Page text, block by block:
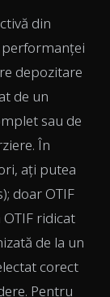
din
depozitare
de un
sau de
În
ați putea
doar OTIF
ridicat
de la un
corect
Pentru